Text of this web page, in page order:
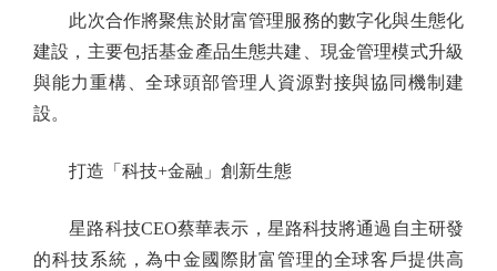
此次合作將聚焦於財富管理服務的數字化與生態化
建設，主要包括基金產品生態共建、現金管理模式升級
與能力重構、全球頭部管理人資源對接與協同機制建
設。
打造「科技+金融」創新生態
星路科技CEO蔡華表示，星路科技將通過自主研發
的科技系統，為中金國際財富管理的全球客戶提供高